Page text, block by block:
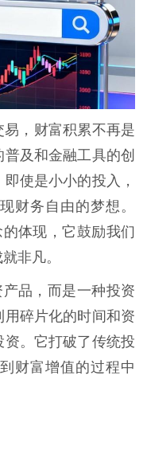
，财富积累不再是
及和金融工具的创
使是小小的投入，
财务自由的梦想。
体现，它鼓励我们
非凡。
品，而是一种投资
碎片化的时间和资
。它打破了传统投
财富增值的过程中